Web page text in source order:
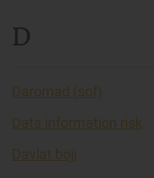
D
Daromad (sof)
Data information risk
Davlat boji